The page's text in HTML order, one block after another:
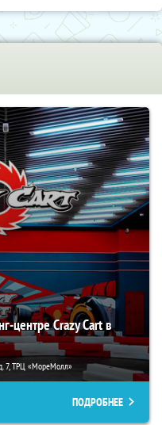
центре Crazy Cart в
7, ТРЦ «МореМолл»
ПОДРОБНЕЕ